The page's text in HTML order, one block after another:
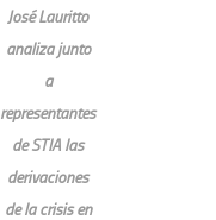
José Lauritto
analiza junto
a
representantes
de STIA las
derivaciones
de la crisis en